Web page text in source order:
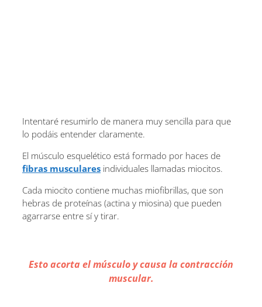
Intentaré resumirlo de manera muy sencilla para que
lo podáis entender claramente.
El músculo esquelético está formado por haces de
fibras musculares individuales llamadas miocitos.
Cada miocito contiene muchas miofibrillas, que son
hebras de proteínas (actina y miosina) que pueden
agarrarse entre sí y tirar.
Esto acorta el músculo y causa la contracción
muscular.